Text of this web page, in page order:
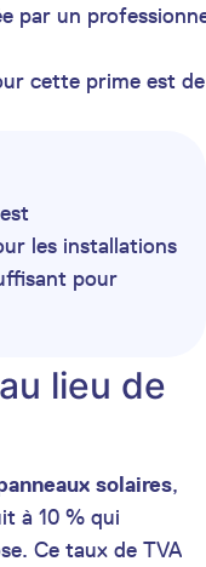
par un
cette prime est de
les installations
pour
lieu de
solaires,
à 10 % qui
Ce taux de TVA